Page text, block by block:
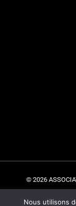
© 2026
Nous utilisons